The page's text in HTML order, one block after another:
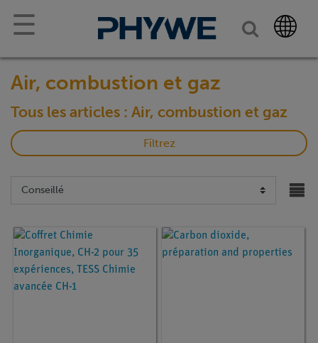
☰
Air, combustion et gaz
Tous les articles : Air, combustion et gaz
Filtrez